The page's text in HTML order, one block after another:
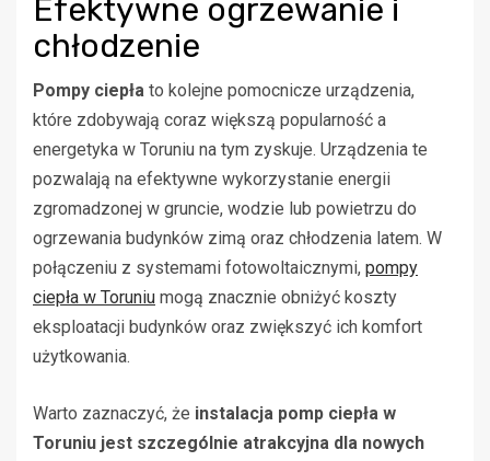
Efektywne ogrzewanie i
chłodzenie
Pompy ciepła to kolejne pomocnicze urządzenia,
które zdobywają coraz większą popularność a
energetyka w Toruniu na tym zyskuje. Urządzenia te
pozwalają na efektywne wykorzystanie energii
zgromadzonej w gruncie, wodzie lub powietrzu do
ogrzewania budynków zimą oraz chłodzenia latem. W
połączeniu z systemami fotowoltaicznymi, pompy
ciepła w Toruniu mogą znacznie obniżyć koszty
eksploatacji budynków oraz zwiększyć ich komfort
użytkowania.
Warto zaznaczyć, że instalacja pomp ciepła w
Toruniu jest szczególnie atrakcyjna dla nowych